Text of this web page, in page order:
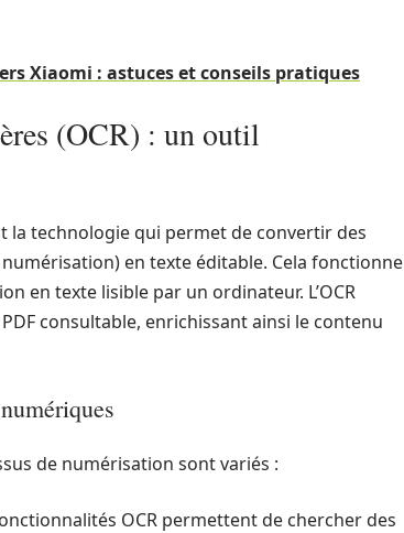
Xiaomi : astuces et conseils pratiques
(OCR) : un outil
la technologie qui permet de convertir des
en texte éditable. Cela fonctionne
en texte lisible par un ordinateur. L’OCR
consultable, enrichissant ainsi le contenu
de numérisation sont variés :
OCR permettent de chercher des